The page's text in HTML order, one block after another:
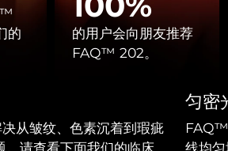
的
的用户会向朋友推荐
FAQ™ 202。
从皱纹、色素沉着到瑕疵
匀密
FAQ™
aging treatments
treatments
products
treatments
2
removal
friendly IPL hair removal
4 body
body brush
body serum
2 plus
acne LED therapy
2
device
2 eyes & lips
line smoothing device
2
eye massager
derma
microdermabrasion .
4 hair
scalp massager
预计送达日期8/8/26
8/8/26